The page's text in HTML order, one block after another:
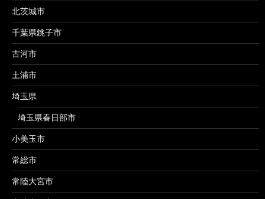
北茨城市
千葉県銚子市
古河市
土浦市
埼玉県
埼玉県春日部市
小美玉市
常総市
常陸大宮市